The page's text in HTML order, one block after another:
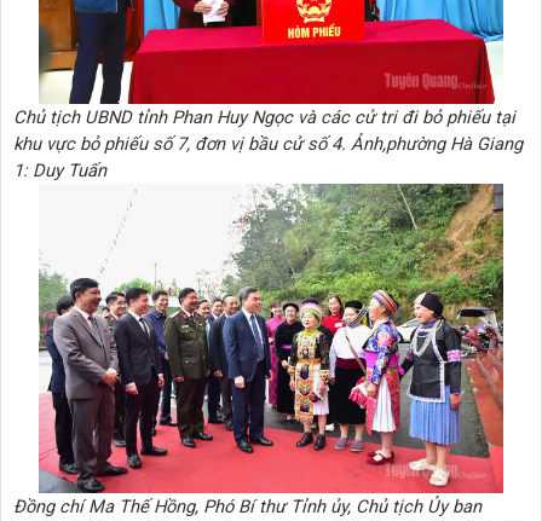
Chủ tịch UBND tỉnh Phan Huy Ngọc và các cử tri đi bỏ phiếu tại
khu vực bỏ phiếu số 7, đơn vị bầu cử số 4. Ảnh,phường Hà Giang
1: Duy Tuấn
Đồng chí Ma Thế Hồng, Phó Bí thư Tỉnh ủy, Chủ tịch Ủy ban